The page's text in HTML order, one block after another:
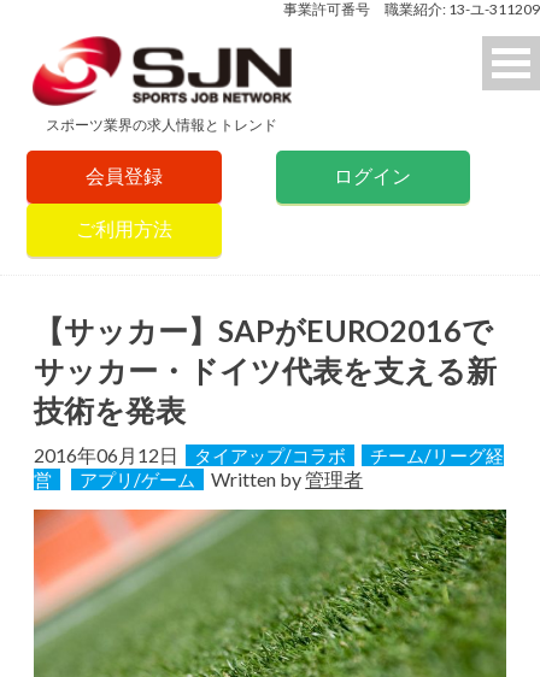
事業許可番号 職業紹介: 13-ユ-311209
スポーツ業界の求人情報とトレンド
会員登録 ログイン
ご利用方法
【サッカー】SAPがEURO2016で
サッカー・ドイツ代表を支える新
技術を発表
2016年06月12日 タイアップ/コラボ
チーム/リーグ経
営
アプリ/ゲーム Written by管理者